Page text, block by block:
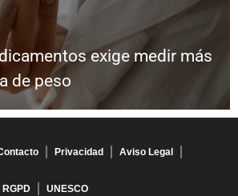
exige medir más
de peso
Privacidad Aviso Legal
RGPD UNESCO